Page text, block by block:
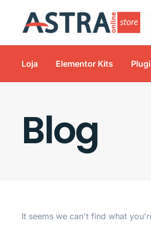
Loja Elementor Kits
Blog
It seems we can't find what